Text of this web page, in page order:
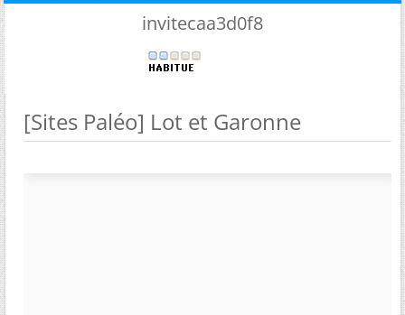
invitecaa3d0f8
[Sites Paléo] Lot et Garonne